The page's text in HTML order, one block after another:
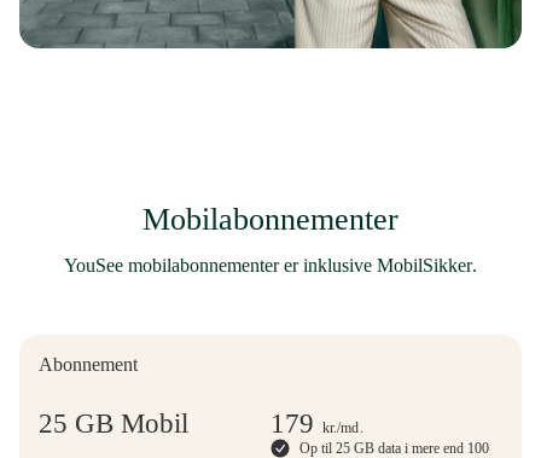
Mobilabonnementer
YouSee mobilabonnementer er inklusive MobilSikker.
Abonnement
25 GB Mobil 179 kr./md.
Op til 25 GB data i mere end 100